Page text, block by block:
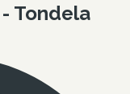
Tondela